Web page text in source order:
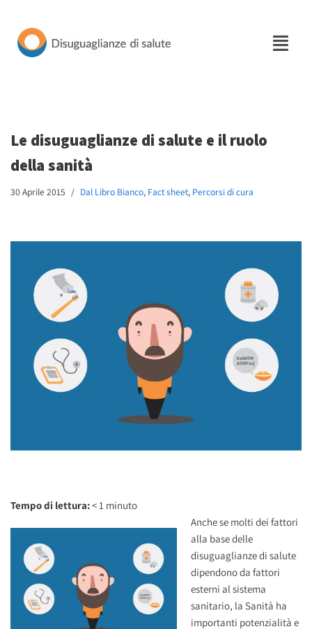
Vai
Le disuguaglianze di salute e il ruolo
della sanità
30 Aprile 2015 Dal Libro Bianco, Fact sheet, Percorsi di cura
Tempo di lettura:< 1 minuto
Anche se molti dei fattori
alla base delle
disuguaglianze di salute
dipendono da fattori
esterni al sistema
sanitario, la Sanità ha
importanti potenzialità e